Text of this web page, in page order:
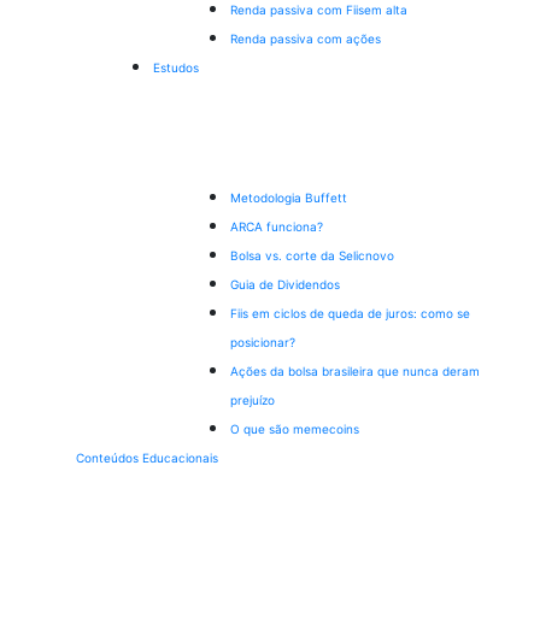
Renda passiva com Fiisem alta
Renda passiva com ações
Estudos
Metodologia Buffett
ARCA funciona?
Bolsa vs. corte da Selicnovo
Guia de Dividendos
Fiis em ciclos de queda de juros: como se
posicionar?
Ações da bolsa brasileira que nunca deram
prejuízo
O que são memecoins
Conteúdos Educacionais